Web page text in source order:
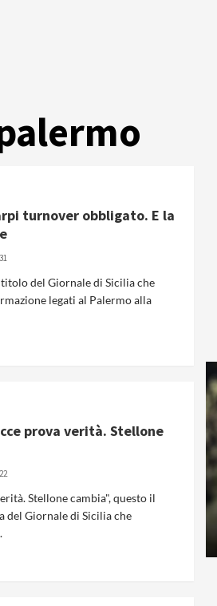
turnover obbligato. E la
del Giornale di Sicilia che
legati al Palermo alla
prova verità. Stellone
Stellone cambia", questo il
del Giornale di Sicilia che